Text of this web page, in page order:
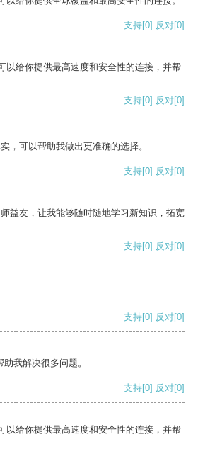
支持[0] 反对[0]
以给你提供最高速度和安全性的连接，并帮
支持[0] 反对[0]
，可以帮助我做出更准确的选择。
支持[0] 反对[0]
益友，让我能够随时随地学习新知识，拓宽
支持[0] 反对[0]
支持[0] 反对[0]
我解决很多问题。
支持[0] 反对[0]
以给你提供最高速度和安全性的连接，并帮